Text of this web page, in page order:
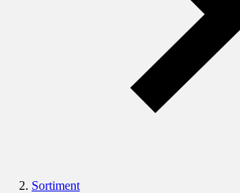
Sortiment